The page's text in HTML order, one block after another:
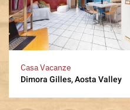
Casa Vacanze
Dimora Gilles, Aosta Valley